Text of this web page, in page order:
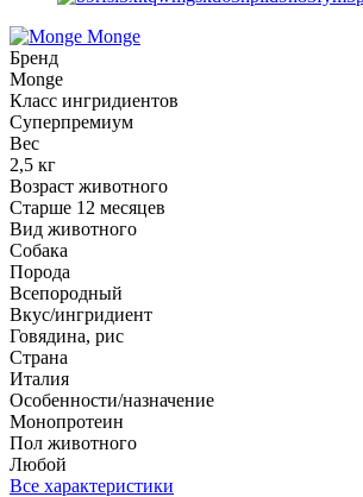
Monge
Бренд
Monge
Класс ингридиентов
Суперпремиум
Вес
2,5 кг
Возраст животного
Старше 12 месяцев
Вид животного
Собака
Порода
Всепородный
Вкус/ингридиент
Говядина, рис
Страна
Италия
Особенности/назначение
Монопротеин
Пол животного
Любой
Все характеристики